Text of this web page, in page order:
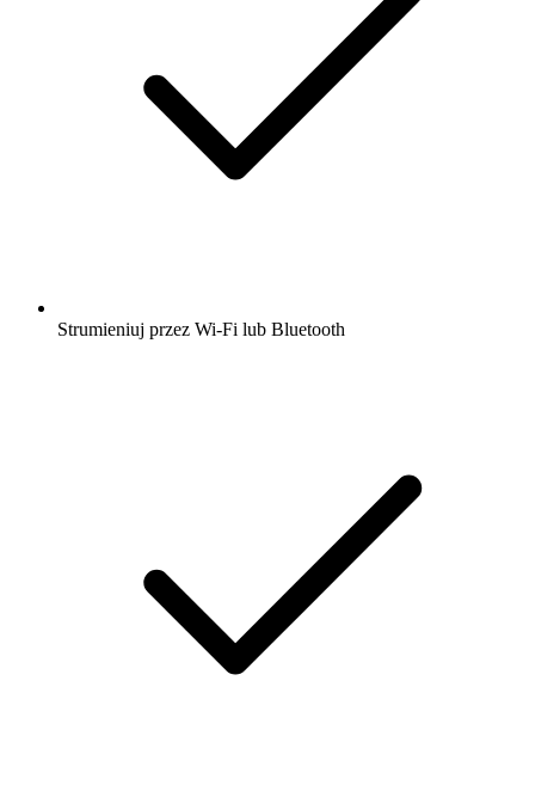
Strumieniuj przez Wi-Fi lub Bluetooth